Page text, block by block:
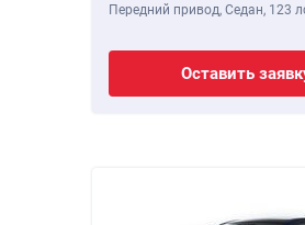
Передний привод, Седан, 123
Оставить